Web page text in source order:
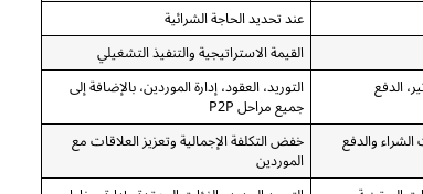
عند تحديد الحاجة الشرائية
القيمة الاستراتيجية والتنفيذ التشغيلي
الدفع التوريد، العقود، إدارة الموردين، بالإضافة إلى
جميع مراحل P2P
والدفع خفض التكلفة الإجمالية وتعزيز العلاقات مع
الموردين